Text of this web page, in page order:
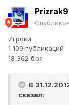
Игроки
1 109 публикаций
18 362 боя
В
сказал: